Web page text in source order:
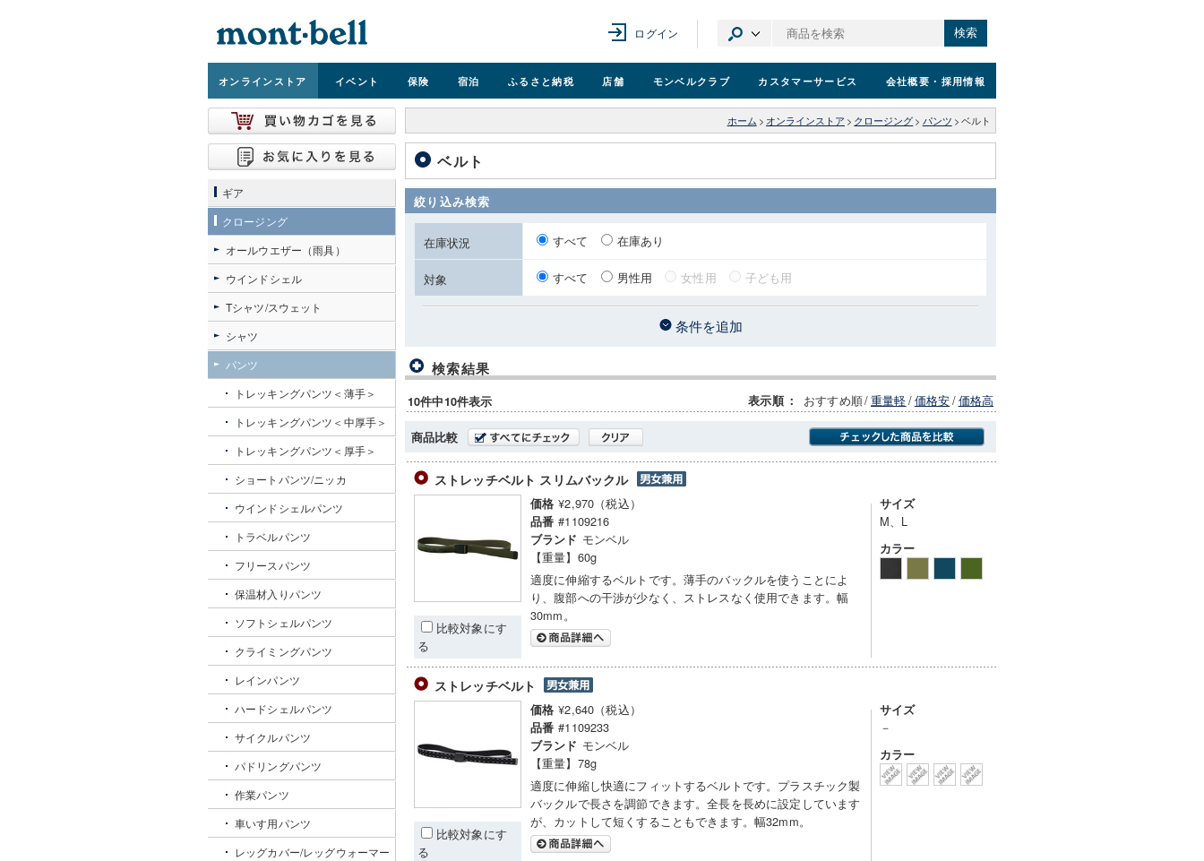
ログイン 検索
オンラインストア イベント 保険 宿泊 ふるさと納税 店舗 モンベルクラブ カスタマーサービス 会社概要 ・採用情報
ホーム > オンラインストア > クロージング > パンツ > ベルト
ベルト
絞り込み検索
在庫状況 すべて 在庫あり
対象 すべて 男性用 女性用 子ども用
条件を追加
検索結果
10件中10件表示 表示順 ： おすすめ順/重量軽/価格安/価格高
商品比較
ストレッチベルト スリムバックル
比較対象にす
る
価格 ¥2,970（税込）
品番 #1109216
ブランド モンベル
【重量】60g
適度に伸縮するベルトです。薄手のバックルを使うことによ
り、腹部への干渉が少なく、ストレスなく使用できます。幅
30mm。
サイズ
M、L
カラー
ストレッチベルト
比較対象にす
る
価格 ¥2,640（税込）
品番 #1109233
ブランド モンベル
【重量】78g
適度に伸縮し快適にフィットするベルトです。プラスチック製
バックルで長さを調節できます。全長を長めに設定しています
が、カットして短くすることもできます。幅32mm。
サイズ
－
カラー
ギア
クロージング
オールウエザー（雨具）
ウインドシェル
Tシャツ/スウェット
シャツ
パンツ
トレッキングパンツ＜薄手＞
トレッキングパンツ＜中厚手＞
トレッキングパンツ＜厚手＞
ショートパンツ/ニッカ
ウインドシェルパンツ
トラベルパンツ
フリースパンツ
保温材入りパンツ
ソフトシェルパンツ
クライミングパンツ
レインパンツ
ハードシェルパンツ
サイクルパンツ
パドリングパンツ
作業パンツ
車いす用パンツ
レッグカバー/レッグウォーマー